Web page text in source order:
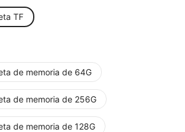
TF
de memoria de 64G
de memoria de 256G
de memoria de 128G